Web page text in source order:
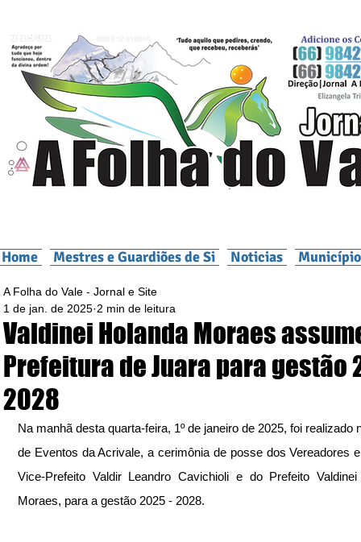
Home Mestres e Guardiões de Si Noticias
Valdinei Holanda Moraes
Prefeitura de Juara para gestão
2028
A Folha do Vale - Jornal e Site
1 de jan. de 2025 2 min de leitura
Na manhã desta quarta-feira, 1º de janeiro de 2025, foi realizado
de Eventos da Acrivale, a cerimônia de posse dos Vereadores
Vice-Prefeito Valdir Leandro Cavichioli e do Prefeito Valdinei
Moraes, para a gestão 2025 - 2028.